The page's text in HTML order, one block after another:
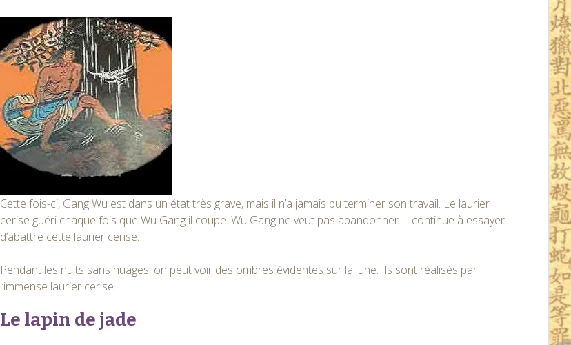
Cette fois-ci, Gang Wu est dans un état très grave, mais il n’a jamais pu terminer son travail. Le laurier
cerise guéri chaque fois que Wu Gang il coupe. Wu Gang ne veut pas abandonner. Il continue à essayer
d’abattre cette laurier cerise.
Pendant les nuits sans nuages, on peut voir des ombres évidentes sur la lune. Ils sont réalisés par
l’immense laurier cerise.
Le lapin de jade